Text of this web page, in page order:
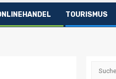
TOURISMUS
Suchen